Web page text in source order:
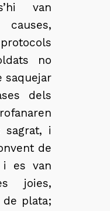
van
no
saquejar
dels
sagrat, i
de
i es van
joies,
plata;